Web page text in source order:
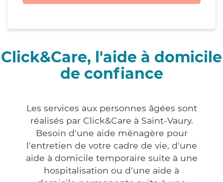
Click&Care, l'aide à domicile
de confiance
Les services aux personnes âgées sont
réalisés par Click&Care à Saint-Vaury.
Besoin d'une aide ménagère pour
l'entretien de votre cadre de vie, d'une
aide à domicile temporaire suite à une
hospitalisation ou d'une aide à